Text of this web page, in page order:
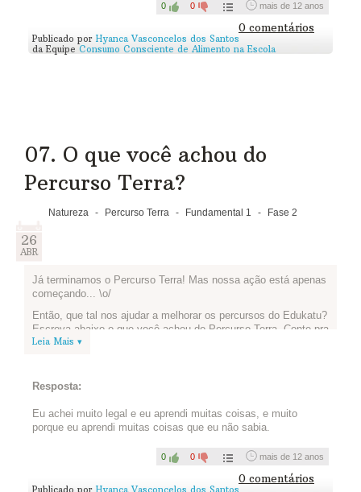
0 0 mais de 12 anos
0 comentários
Publicado por Hyanca Vasconcelos dos Santos
da Equipe Consumo Consciente de Alimento na Escola
07. O que você achou do
Percurso Terra?
Natureza - Percurso Terra - Fundamental 1 - Fase 2
26
ABR
Já terminamos o Percurso Terra! Mas nossa ação está apenas
começando... \o/
Então, que tal nos ajudar a melhorar os percursos do Edukatu?
Escreva abaixo o que você achou do Percurso Terra. Conte pra
gente o que você aprendeu, o que gostou mais e o que
Leia Mais ▾
Resposta:
Eu achei muito legal e eu aprendi muitas coisas, e muito
porque eu aprendi muitas coisas que eu não sabia.
0 0 mais de 12 anos
0 comentários
Publicado por Hyanca Vasconcelos dos Santos